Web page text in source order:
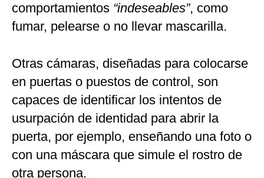
comportamientos “indeseables”, como
fumar, pelearse o no llevar mascarilla.
Otras cámaras, diseñadas para colocarse
en puertas o puestos de control, son
capaces de identificar los intentos de
usurpación de identidad para abrir la
puerta, por ejemplo, enseñando una foto o
con una máscara que simule el rostro de
otra persona.